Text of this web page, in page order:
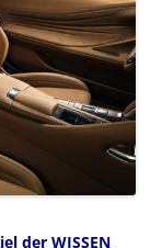
der WISSEN